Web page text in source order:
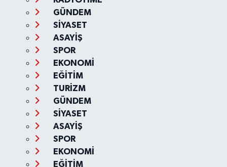
GÜNDEM
SİYASET
ASAYİŞ
SPOR
EKONOMİ
EĞİTİM
TURİZM
GÜNDEM
SİYASET
ASAYİŞ
SPOR
EKONOMİ
EĞİTİM